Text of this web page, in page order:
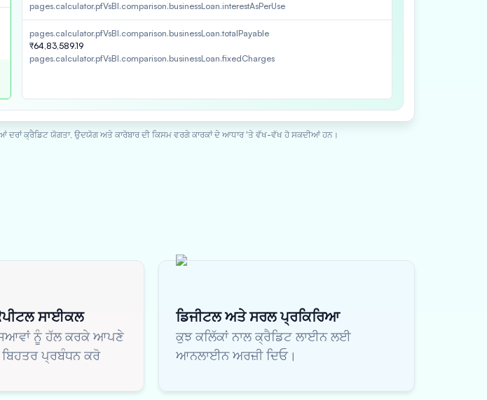
pages.calculator.pfVsBl.comparison.businessLoan.interestAsPerUse
pages.calculator.pfVsBl.comparison.businessLoan.totalPayable
₹64,83,589.19
pages.calculator.pfVsBl.comparison.businessLoan.fixedCharges
ਕ੍ਰੈਡਿਟ ਯੋਗਤਾ, ਉਦਯੋਗ ਅਤੇ ਕਾਰੋਬਾਰ ਦੀ ਕਿਸਮ ਵਰਗੇ ਕਾਰਕਾਂ ਦੇ ਆਧਾਰ 'ਤੇ ਵੱਖ-ਵੱਖ ਹੋ ਸਕਦੀਆਂ ਹਨ।
ਸਾਈਕਲ
ਨੂੰ ਹੱਲ ਕਰਕੇ ਆਪਣੇ
ਪ੍ਰਬੰਧਨ ਕਰੋ
ਡਿਜੀਟਲ ਅਤੇ ਸਰਲ ਪ੍ਰਕਿਰਿਆ
ਕੁਝ ਕਲਿੱਕਾਂ ਨਾਲ ਕ੍ਰੈਡਿਟ ਲਾਈਨ ਲਈ
ਆਨਲਾਈਨ ਅਰਜ਼ੀ ਦਿਓ।